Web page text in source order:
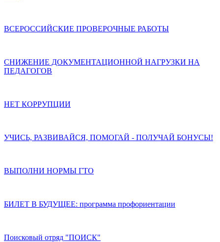
ВСЕРОССИЙСКИЕ ПРОВЕРОЧНЫЕ РАБОТЫ
СНИЖЕНИЕ ДОКУМЕНТАЦИОННОЙ НАГРУЗКИ НА
ПЕДАГОГОВ
НЕТ КОРРУПЦИИ
УЧИСЬ, РАЗВИВАЙСЯ, ПОМОГАЙ - ПОЛУЧАЙ БОНУСЫ!
ВЫПОЛНИ НОРМЫ ГТО
БИЛЕТ В БУДУЩЕЕ: программа профориентации
Поисковый отряд "ПОИСК"